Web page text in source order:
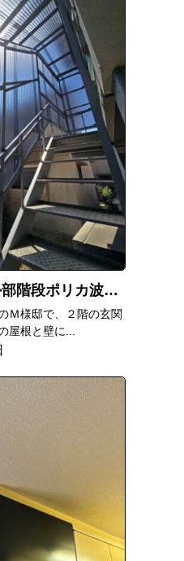
ポリカ波板張替工事
Ｍ様邸で、２階の玄関
屋根と壁に...